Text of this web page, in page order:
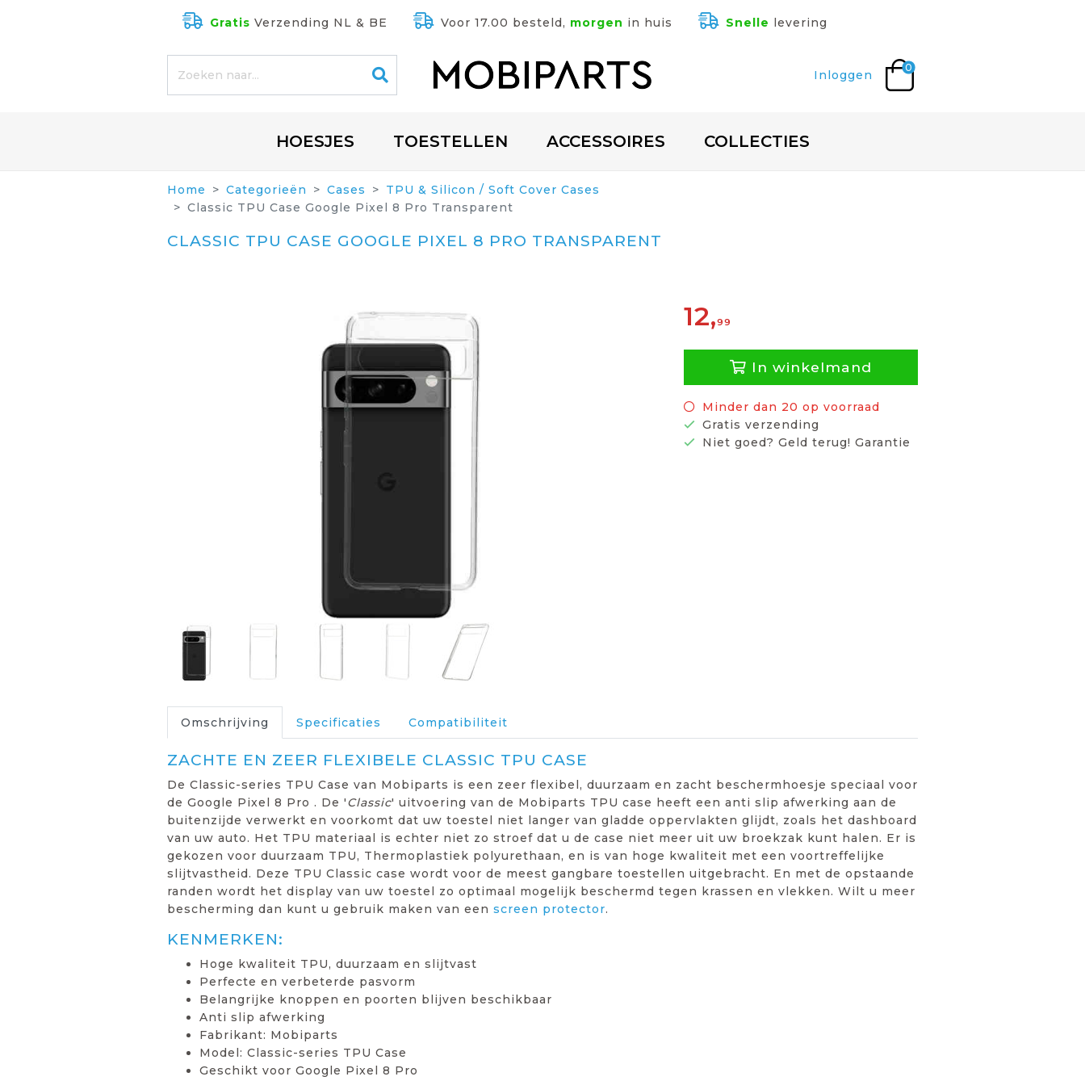
Gratis Verzending NL & BE Voor 17.00 besteld, morgen in huis Snelle levering
Inloggen
0
HOESJES TOESTELLEN ACCESSOIRES COLLECTIES
Home Categorieën Cases
TPU & Silicon / Soft Cover Cases
Classic TPU Case Google Pixel 8 Pro Transparent
CLASSIC TPU CASE GOOGLE PIXEL 8 PRO TRANSPARENT
12,99
In winkelmand
Minder dan 20 op voorraad
Gratis verzending
Niet goed? Geld terug! Garantie
Omschrijving Specificaties Compatibiliteit
ZACHTE EN ZEER FLEXIBELE CLASSIC TPU CASE
De Classic-series TPU Case van Mobiparts is een zeer flexibel, duurzaam en zacht beschermhoesje speciaal voor
de Google Pixel 8 Pro . De 'Classic' uitvoering van de Mobiparts TPU case heeft een anti slip afwerking aan de
buitenzijde verwerkt en voorkomt dat uw toestel niet langer van gladde oppervlakten glijdt, zoals het dashboard
van uw auto. Het TPU materiaal is echter niet zo stroef dat u de case niet meer uit uw broekzak kunt halen. Er is
gekozen voor duurzaam TPU, Thermoplastiek polyurethaan, en is van hoge kwaliteit met een voortreffelijke
slijtvastheid. Deze TPU Classic case wordt voor de meest gangbare toestellen uitgebracht. En met de opstaande
randen wordt het display van uw toestel zo optimaal mogelijk beschermd tegen krassen en vlekken. Wilt u meer
bescherming dan kunt u gebruik maken van een screen protector.
KENMERKEN:
Hoge kwaliteit TPU, duurzaam en slijtvast
Perfecte en verbeterde pasvorm
Belangrijke knoppen en poorten blijven beschikbaar
Anti slip afwerking
Fabrikant: Mobiparts
Model: Classic-series TPU Case
Geschikt voor Google Pixel 8 Pro